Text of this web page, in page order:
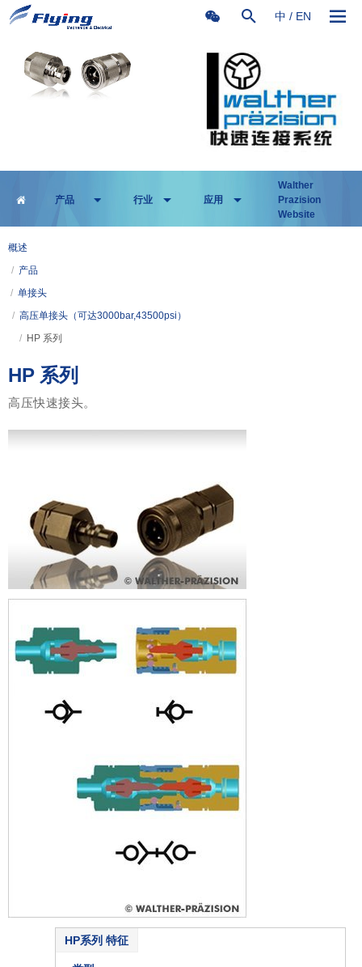
中 / EN
产品 行业 应用
Walther
Prazision
Website
概述
/ 产品
/ 单接头
/ 高压单接头（可达3000bar,43500psi）
/ HP 系列
HP 系列
高压快速接头。
HP系列 特征